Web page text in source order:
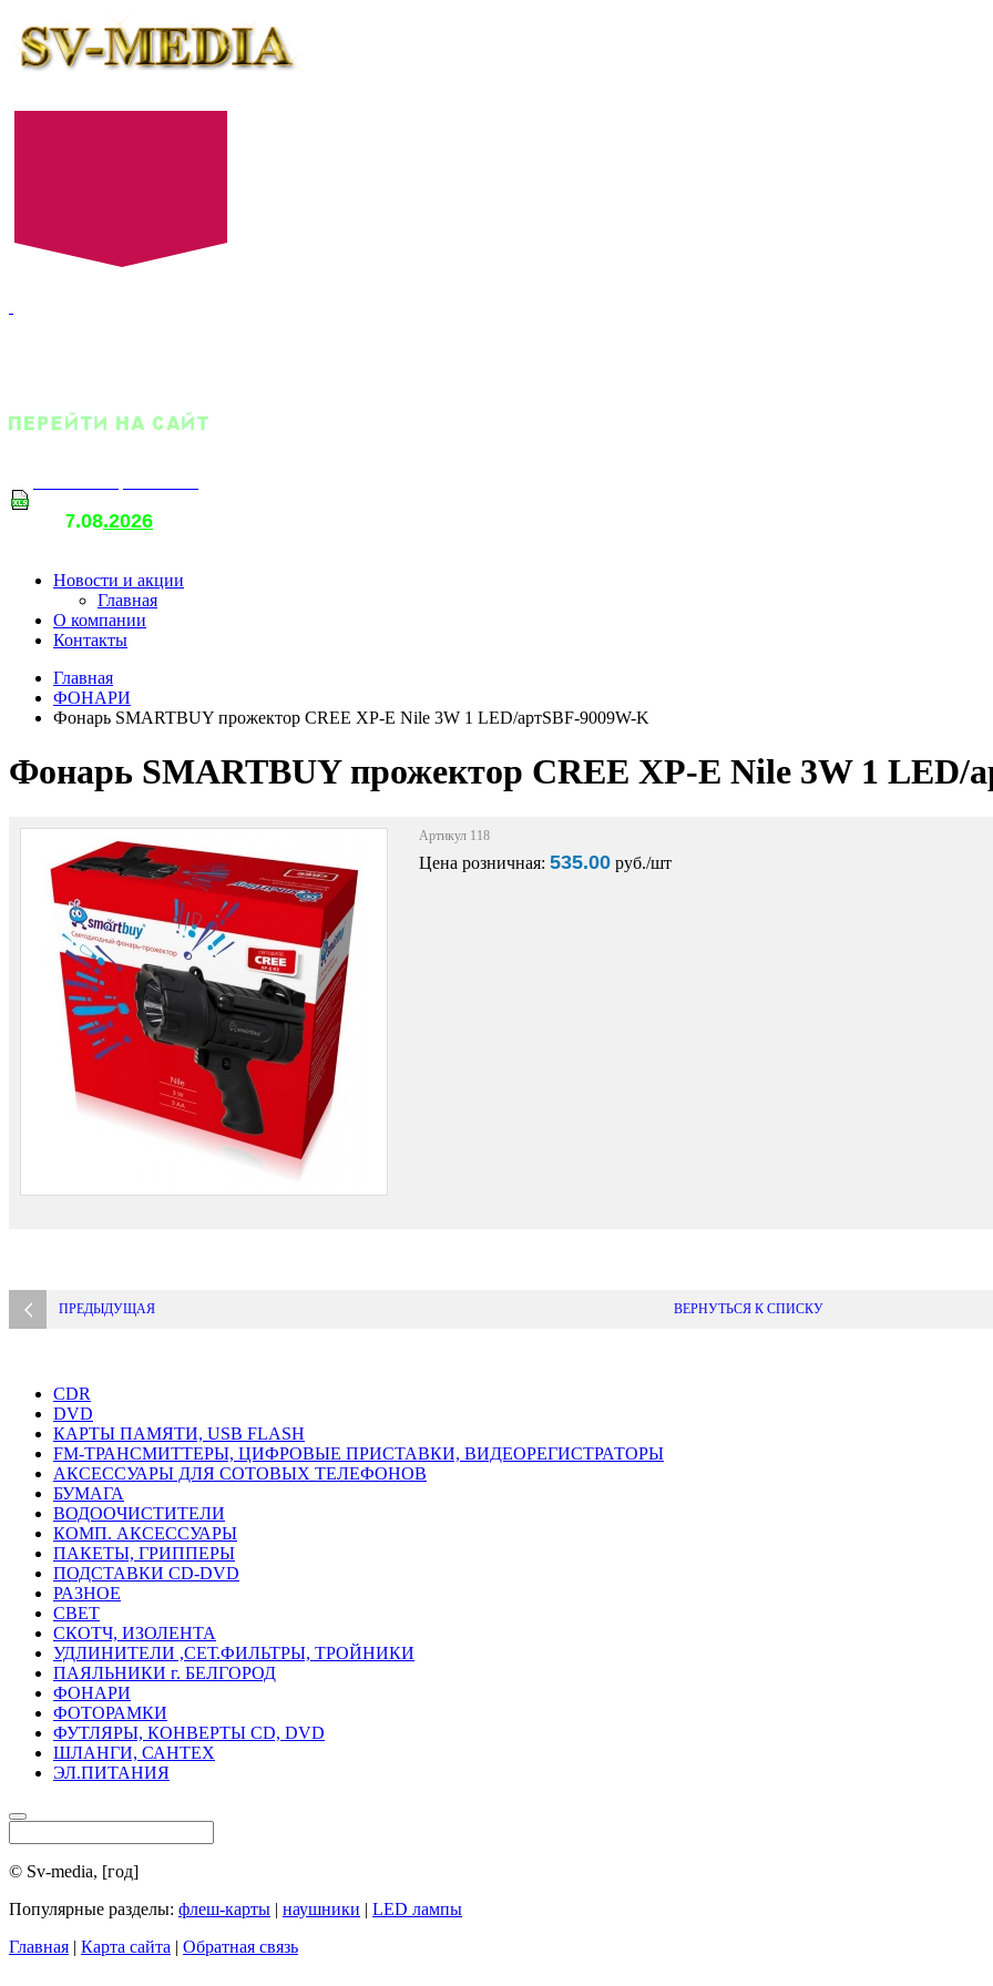
7.08.2026
Новости и акции
Главная
О компании
Контакты
Главная
ФОНАРИ
Фонарь SMARTBUY прожектор CREE XP-E Nile 3W 1 LED/артSBF-9009W-K
Фонарь SMARTBUY прожектор CREE XP-E Nile 3W 1 LED/
Артикул 118
Цена розничная: 535.00 pуб./шт
ПРЕДЫДУЩАЯ ВЕРНУТЬСЯ К СПИСКУ
CDR
DVD
КАРТЫ ПАМЯТИ, USB FLASH
FM-ТРАНСМИТТЕРЫ, ЦИФРОВЫЕ ПРИСТАВКИ, ВИДЕОРЕГИСТРАТОРЫ
АКСЕССУАРЫ ДЛЯ СОТОВЫХ ТЕЛЕФОНОВ
БУМАГА
ВОДООЧИСТИТЕЛИ
КОМП. АКСЕССУАРЫ
ПАКЕТЫ, ГРИППЕРЫ
ПОДСТАВКИ CD-DVD
РАЗНОЕ
СВЕТ
СКОТЧ, ИЗОЛЕНТА
УДЛИНИТЕЛИ ,СЕТ.ФИЛЬТРЫ, ТРОЙНИКИ
ПАЯЛЬНИКИ г. БЕЛГОРОД
ФОНАРИ
ФОТОРАМКИ
ФУТЛЯРЫ, КОНВЕРТЫ CD, DVD
ШЛАНГИ, САНТЕХ
ЭЛ.ПИТАНИЯ
© Sv-media, [год]
Популярные разделы: флеш-карты | наушники | LED лампы
Главная | Карта сайта | Обратная связь